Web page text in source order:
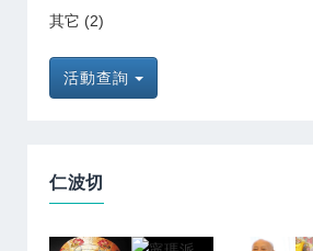
其它 (2)
活動查詢
仁波切